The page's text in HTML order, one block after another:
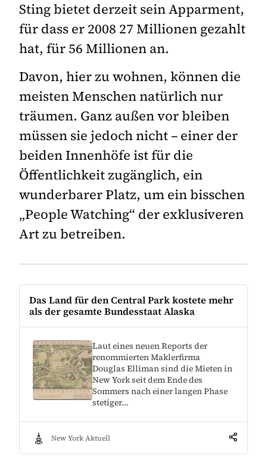
Sting bietet derzeit sein Apparment,
für dass er 2008 27 Millionen gezahlt
hat, für 56 Millionen an.
Davon, hier zu wohnen, können die
meisten Menschen natürlich nur
träumen. Ganz außen vor bleiben
müssen sie jedoch nicht – einer der
beiden Innenhöfe ist für die
Öffentlichkeit zugänglich, ein
wunderbarer Platz, um ein bisschen
„People Watching“ der exklusiveren
Art zu betreiben.
Das Land für den Central Park kostete mehr
als der gesamte Bundesstaat Alaska
Laut eines neuen Reports der
renommierten Maklerfirma
Douglas Elliman sind die Mieten in
New York seit dem Ende des
Sommers nach einer langen Phase
stetiger…
New York Aktuell